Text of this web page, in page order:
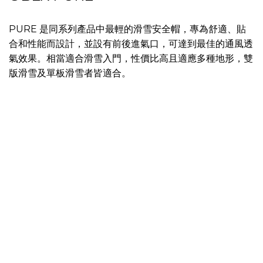
PURE 是同系列產品中最輕的滑雪安全帽，專為舒適、貼
合和性能而設計，並設有前後進氣口，可達到最佳的通風透
氣效果。相當適合滑雪入門，性價比高且適應多種地形，雙
版滑雪及單板滑雪者皆適合。